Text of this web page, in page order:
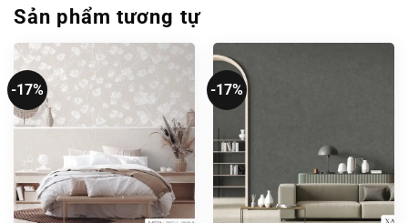
Sản phẩm tương tự
-17% -17%